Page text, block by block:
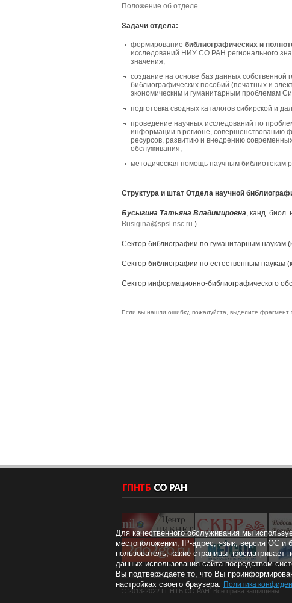
Положение об отделе
Задачи отдела:
формирование библиографических и
исследований НИУ СО РАН регионального
значения;
создание на основе баз данных собственной
библиографических пособий (печатных и
экономическим и гуманитарным проблемам
подготовка сводных каталогов сибирской и
проведение научных исследований по
информации в регионе, совершенствованию
ресурсов, развитию и внедрению
обслуживания;
методическая помощь научным библиотекам
Структура и штат Отдела научной
Бусыгина Татьяна Владимировна, канд. биол.
Busigina@spsl.nsc.ru )
Сектор библиографии по гуманитарным наукам
Сектор библиографии по естественным наукам
Сектор информационно-библиографического
Если вы нашли ошибку, пожалуйста, выделите фрагмент
© 2013-2022 ГПНТБ СО РАН. Все права защищены.
Для качественного обслуживания мы
местоположении; IP-адрес; язык, версия ОС и
пользователь; какие страницы просматривает
данных использования сайта посредством
Вы подтверждаете то, что Вы
настройках своего браузера. Политика